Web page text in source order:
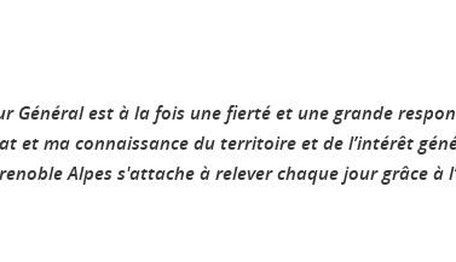
Général est à la fois une fierté et une grande
et ma connaissance du territoire et de l’intérêt
Alpes s'attache à relever chaque jour grâce à